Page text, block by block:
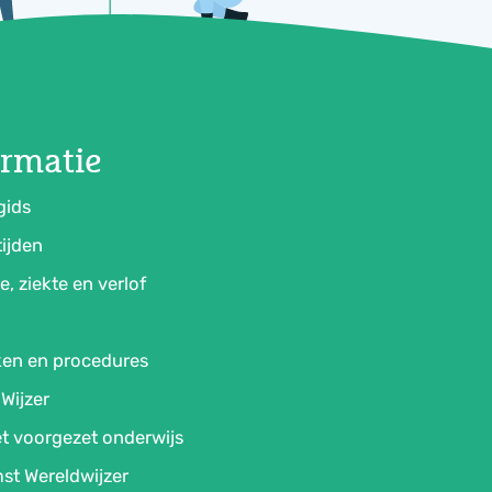
ziekte en verlof
en procedures
voorgezet onderwijs
Wereldwijzer